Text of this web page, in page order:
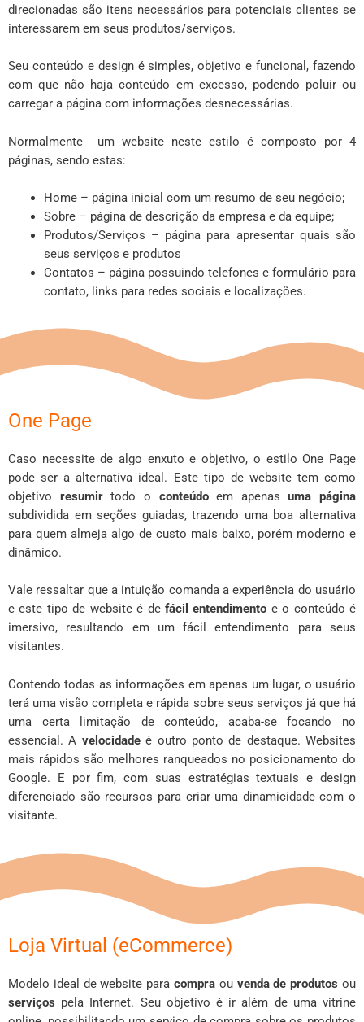
direcionadas são itens necessários para potenciais clientes se
interessarem em seus produtos/serviços.
Seu conteúdo e design é simples, objetivo e funcional, fazendo
com que não haja conteúdo em excesso, podendo poluir ou
carregar a página com informações desnecessárias.
Normalmente um website neste estilo é composto por 4
páginas, sendo estas:
Home – página inicial com um resumo de seu negócio;
Sobre – página de descrição da empresa e da equipe;
Produtos/Serviços – página para apresentar quais são
seus serviços e produtos
Contatos – página possuindo telefones e formulário para
contato, links para redes sociais e localizações.
One Page
Caso necessite de algo enxuto e objetivo, o estilo One Page
pode ser a alternativa ideal. Este tipo de website tem como
objetivo resumirtodo o conteúdoem apenasuma página
subdividida em seções guiadas, trazendo uma boa alternativa
para quem almeja algo de custo mais baixo, porém moderno e
dinâmico.
Vale ressaltar que a intuição comanda a experiência do usuário
e este tipo de website é de fácil entendimento e o conteúdo é
imersivo, resultando em um fácil entendimento para seus
visitantes.
Contendo todas as informações em apenas um lugar, o usuário
terá uma visão completa e rápida sobre seus serviços já que há
uma certa limitação de conteúdo, acaba-se focando no
essencial. A velocidadeé outro ponto de destaque. Websites
mais rápidos são melhores ranqueados no posicionamento do
Google. E por fim, com suas estratégias textuais e design
diferenciado são recursos para criar uma dinamicidade com o
visitante.
Loja Virtual (eCommerce)
Modelo ideal de website para compra ou venda de produtosou
serviços pela Internet. Seu objetivo é ir além de uma vitrine